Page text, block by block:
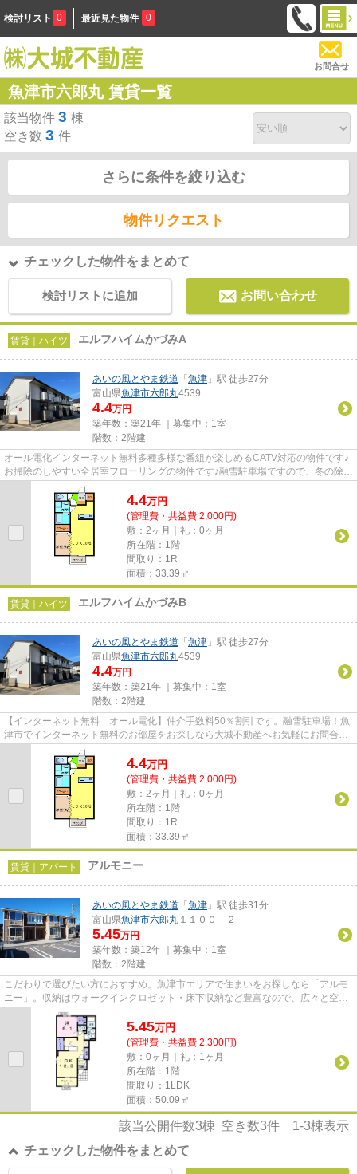
検討リスト 0 最近見た物件 0
お問合せ
魚津市六郎丸 賃貸一覧
該当物件 3 棟
空き数 3 件
さらに条件を絞り込む
物件リクエスト
チェックした物件をまとめて
検討リストに追加 お問い合わせ
賃貸｜ハイツ エルフハイムかづみA
あいの風とやま鉄道 「 魚津 」駅 徒歩27分
富山県魚津市六郎丸4539
4.4万円
築年数：築21年 ｜募集中： 1室
階数：2階建
オール電化インターネット無料多種多様な番組が楽しめるCATV対応の物件です♪
お掃除のしやすい全居室フローリングの物件です♪融雪駐車場ですので、冬の除雪
4.4万円
(管理費・共益費 2,000円)
敷：2ヶ月｜礼：0ヶ月
所在階：1階
間取り：1R
面積：33.39㎡
賃貸｜ハイツ エルフハイムかづみB
あいの風とやま鉄道 「 魚津 」駅 徒歩27分
富山県魚津市六郎丸4539
4.4万円
築年数：築21年 ｜募集中： 1室
階数：2階建
【インターネット無料 オール電化】仲介手数料50％割引です。融雪駐車場！魚
津市でインターネット無料のお部屋をお探しなら大城不動産へお気軽にお問合せ
4.4万円
(管理費・共益費 2,000円)
敷：2ヶ月｜礼：0ヶ月
所在階：1階
間取り：1R
面積：33.39㎡
賃貸｜アパート アルモニー
あいの風とやま鉄道 「 魚津 」駅 徒歩31分
富山県魚津市六郎丸 １１００－２
5.45万円
築年数：築12年 ｜募集中： 1室
階数：2階建
こだわりで選びたい方におすすめ。魚津市エリアで住まいをお探しなら「アルモ
ニー」。収納はウォークインクロゼット・床下収納など豊富なので、広々と空間
を利用することも可能です。...
5.45万円
(管理費・共益費 2,300円)
敷：0ヶ月｜礼：1ヶ月
所在階：1階
間取り：1LDK
面積：50.09㎡
該当公開件数3棟 空き数3件 1-3棟表示
チェックした物件をまとめて